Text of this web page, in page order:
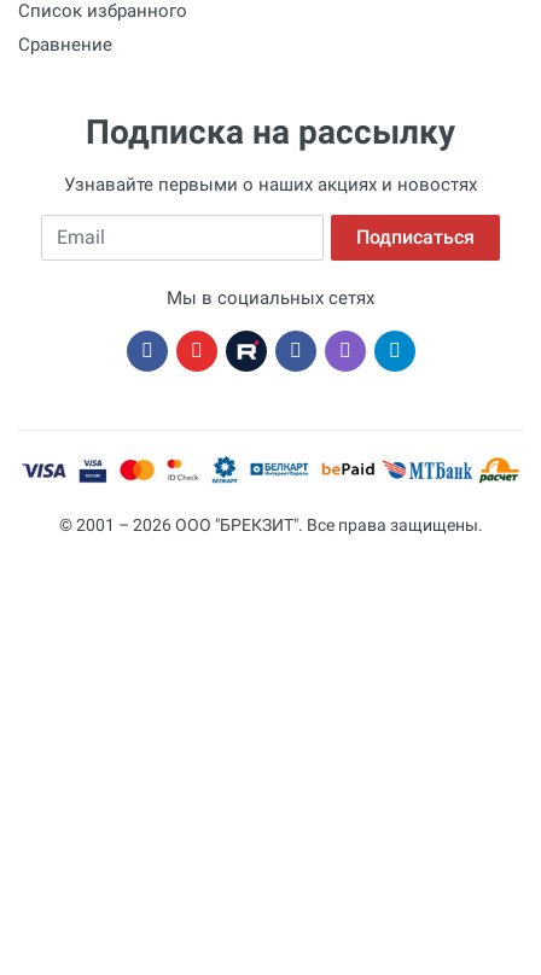
Список избранного
Сравнение
Подписка на рассылку
Узнавайте первыми о наших акциях и новостях
Email Подписаться
Мы в социальных сетях
© 2001 – 2026 ООО "БРЕКЗИТ". Все права защищены.